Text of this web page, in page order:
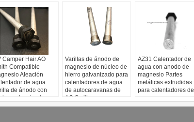
Camper Hair AO
Compatible
Aleación
de agua
de ánodo con
galvanizado
Varillas de ánodo de
magnesio de núcleo de
hierro galvanizado para
calentadores de agua
de autocaravanas de
AO Smith
AZ31 Calentador de
agua con anodo de
magnesio Partes
metálicas extrudidas
para calentadores de